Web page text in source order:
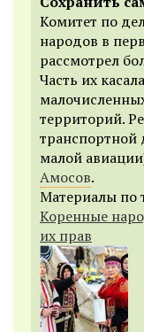
Комитет по
народов в
рассмотрел
Часть их
территорий.
транспортной
малой
Амосов.
Материалы по
Коренные
их прав